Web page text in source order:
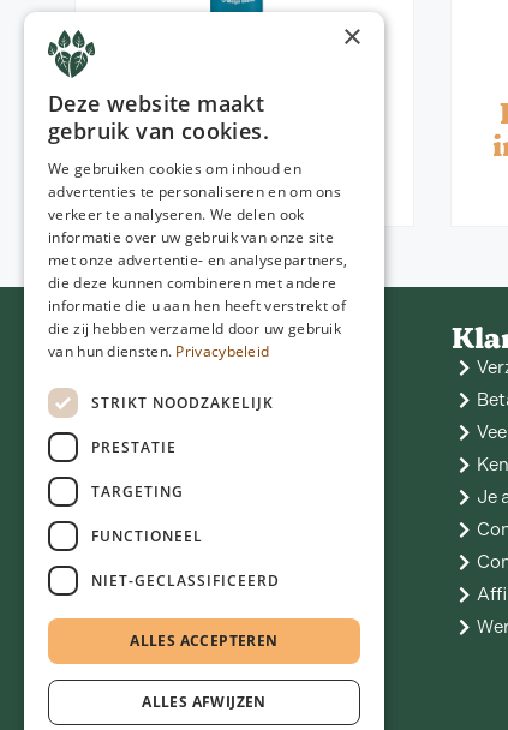
O Mega blend
€32,95
Contact
NGD Care
info@ngdcare.nl
Je
×
Deze website maakt
gebruik van cookies.
We gebruiken cookies om inhoud en
advertenties te personaliseren en om ons
verkeer te analyseren. We delen ook
informatie over uw gebruik van onze site
met onze advertentie- en analysepartners,
die deze kunnen combineren met andere
informatie die u aan hen heeft verstrekt of
die zij hebben verzameld door uw gebruik
van hun diensten. Privacybeleid
STRIKT NOODZAKELIJK
PRESTATIE
TARGETING
FUNCTIONEEL
NIET-GECLASSIFICEERD
ALLES ACCEPTEREN
ALLES AFWIJZEN